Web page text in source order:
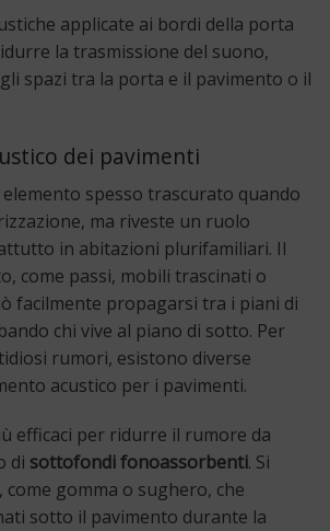
applicate ai bordi della porta
la trasmissione del suono,
spazi tra la porta e il pavimento o il
dei pavimenti
spesso trascurato quando
ma riveste un ruolo
in abitazioni plurifamiliari. Il
come passi, mobili trascinati o
facilmente propagarsi tra i piani di
chi vive al piano di sotto. Per
rumori, esistono diverse
acustico per i pavimenti.
efficaci per ridurre il rumore da
di sottofondi fonoassorbenti. Si
gomma o sughero, che
sotto il pavimento durante la